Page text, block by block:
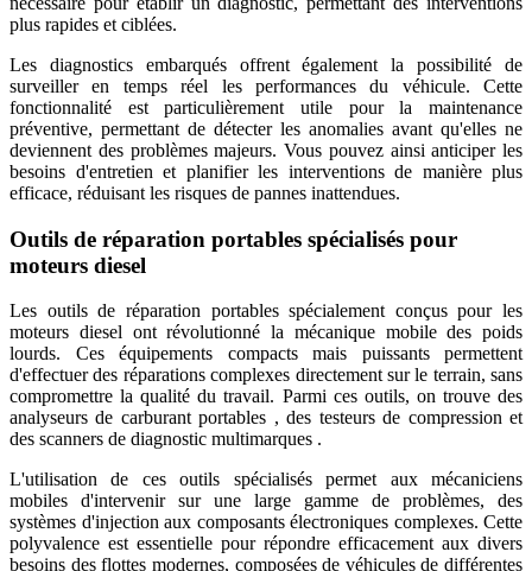
plus rapides et ciblées.
Les diagnostics embarqués offrent également la possibilité de
surveiller en temps réel les performances du véhicule. Cette
fonctionnalité est particulièrement utile pour la maintenance
préventive, permettant de détecter les anomalies avant qu'elles ne
deviennent des problèmes majeurs. Vous pouvez ainsi anticiper les
besoins d'entretien et planifier les interventions de manière plus
efficace, réduisant les risques de pannes inattendues.
Outils de réparation portables spécialisés pour
moteurs diesel
Les outils de réparation portables spécialement conçus pour les
moteurs diesel ont révolutionné la mécanique mobile des poids
lourds. Ces équipements compacts mais puissants permettent
d'effectuer des réparations complexes directement sur le terrain, sans
compromettre la qualité du travail. Parmi ces outils, on trouve des
analyseurs de carburant portables , des testeurs de compression et
des scanners de diagnostic multimarques .
L'utilisation de ces outils spécialisés permet aux mécaniciens
mobiles d'intervenir sur une large gamme de problèmes, des
systèmes d'injection aux composants électroniques complexes. Cette
polyvalence est essentielle pour répondre efficacement aux divers
besoins des flottes modernes, composées de véhicules de différentes